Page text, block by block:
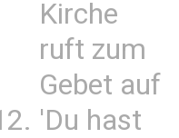
Kirche
ruft zum
Gebet auf
'Du hast